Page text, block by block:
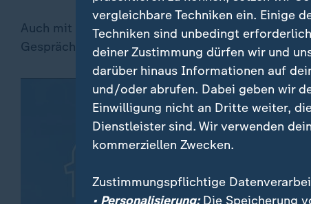
Auch mit Großbritannienwürde Merz beraten, so
Gespräche laufen gerade parallel.
vergleichbare Techniken ein. Einige
Techniken sind unbedingt
deiner Zustimmung dürfen wir und
darüber hinaus Informationen auf
und/oder abrufen. Dabei geben wir
Einwilligung nicht an Dritte weiter,
Dienstleister sind. Wir verwenden
kommerziellen Zwecken.
Zustimmungspflichtige
• Personalisierung:Die Speicherung